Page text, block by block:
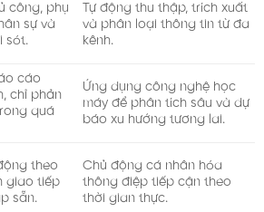
công, phụ
sự và
sót.
Tự động thu thập, trích xuất
và phân loại thông tin từ đa
kênh.
cáo
chỉ phản
quá
Ứng dụng công nghệ học
máy để phân tích sâu và dự
báo xu hướng tương lai.
theo
giao tiếp
sẵn.
Chủ động cá nhân hóa
thông điệp tiếp cận theo
thời gian thực.